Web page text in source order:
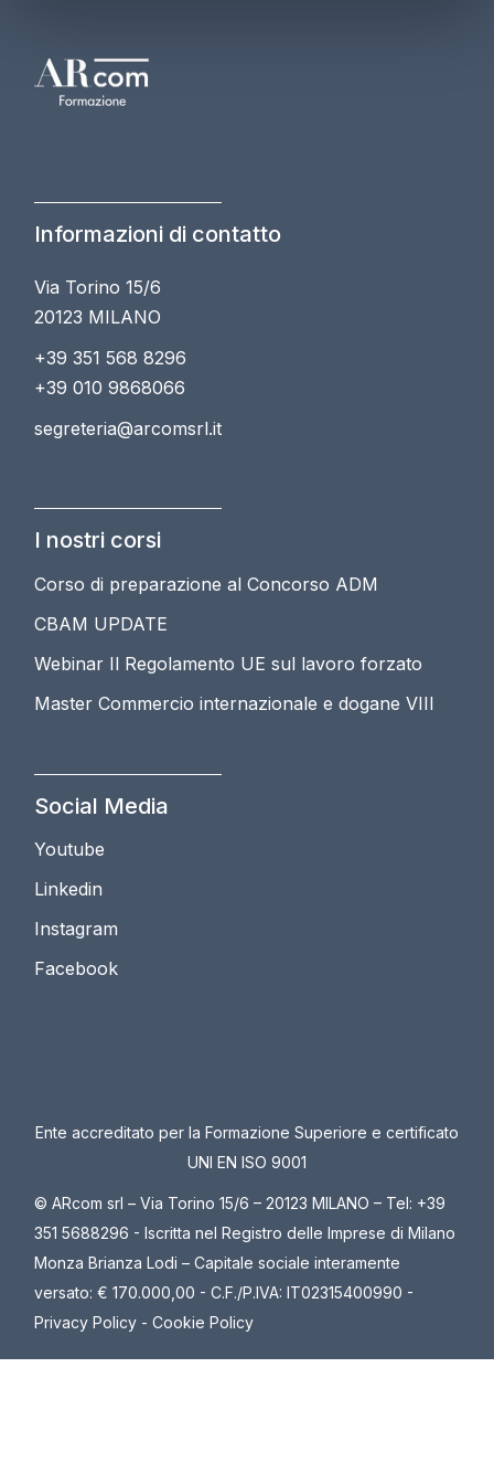
Informazioni di contatto
Via Torino 15/6
20123 MILANO
+39 351 568 8296
+39 010 9868066
segreteria@arcomsrl.it
I nostri corsi
Corso di preparazione al Concorso ADM
CBAM UPDATE
Webinar Il Regolamento UE sul lavoro forzato
Master Commercio internazionale e dogane VIII
Social Media
Youtube
Linkedin
Instagram
Facebook
Ente accreditato per la Formazione Superiore e certificato
UNI EN ISO 9001
© ARcom srl – Via Torino 15/6 – 20123 MILANO – Tel: +39
351 5688296 - Iscritta nel Registro delle Imprese di Milano
Monza Brianza Lodi – Capitale sociale interamente
versato: € 170.000,00 - C.F./P.IVA: IT02315400990 -
Privacy Policy -Cookie Policy